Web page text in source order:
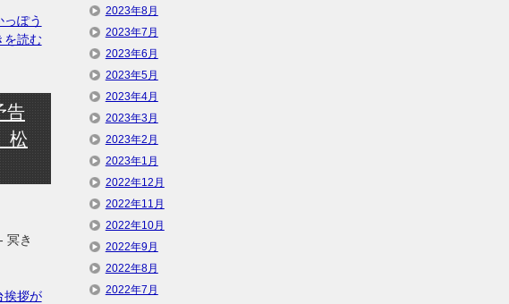
ぽう
を読む
告
松
冥き
挨拶が
2023年8月
2023年7月
2023年6月
2023年5月
2023年4月
2023年3月
2023年2月
2023年1月
2022年12月
2022年11月
2022年10月
2022年9月
2022年8月
2022年7月